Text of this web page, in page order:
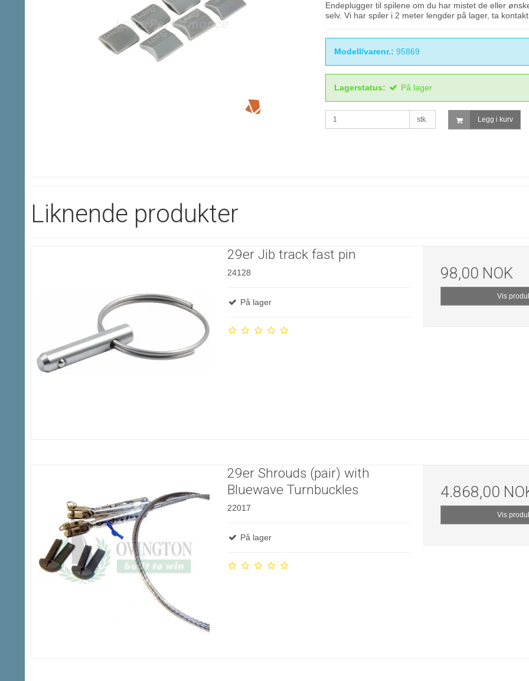
Endeplugger til spilene om du har mistet de eller
selv. Vi har spiler i 2 meter lengder på lager, ta
Modell/varenr.: 95869
Lagerstatus: På lager
stk. Legg i kurv
Liknende produkter
29er Jib track fast pin
24128
På lager
98,00 NOK
Vis
29er Shrouds (pair) with
Bluewave Turnbuckles
22017
På lager
4.868,00
Vis